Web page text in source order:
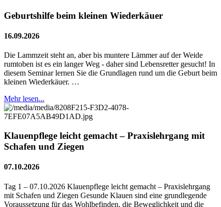
Geburtshilfe beim kleinen Wiederkäuer
16.09.2026
Die Lammzeit steht an, aber bis muntere Lämmer auf der Weide
rumtoben ist es ein langer Weg - daher sind Lebensretter gesucht! In
diesem Seminar lernen Sie die Grundlagen rund um die Geburt beim
kleinen Wiederkäuer. …
Mehr lesen...
Klauenpflege leicht gemacht – Praxislehrgang mit
Schafen und Ziegen
07.10.2026
Tag 1 – 07.10.2026 Klauenpflege leicht gemacht – Praxislehrgang
mit Schafen und Ziegen Gesunde Klauen sind eine grundlegende
Voraussetzung für das Wohlbefinden, die Beweglichkeit und die